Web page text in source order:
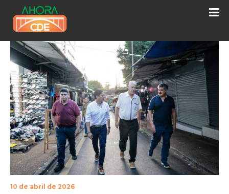
10 de abril de 2026